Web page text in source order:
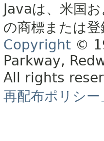
Javaは、米国
の商標または登
Copyright ©
Parkway,
All rights
再配布ポリシー